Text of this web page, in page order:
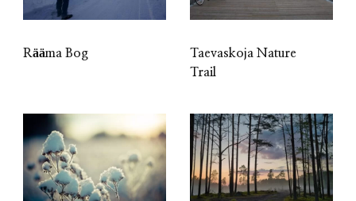
Rääma Bog
Taevaskoja Nature
Trail